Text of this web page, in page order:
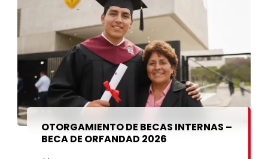
OTORGAMIENTO DE BECAS INTERNAS –
BECA DE ORFANDAD 2026